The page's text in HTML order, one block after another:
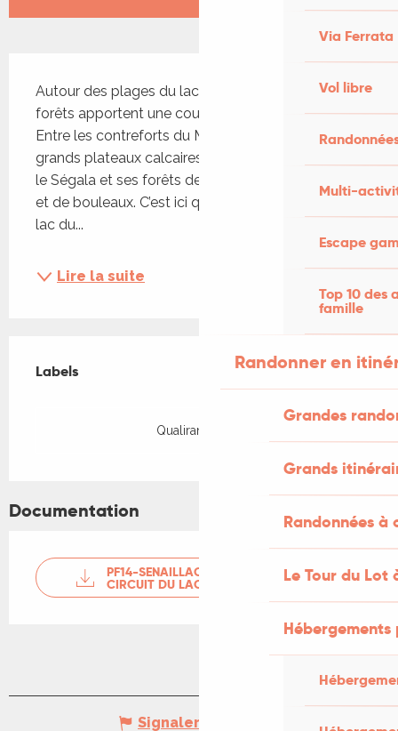
Via Ferrata
Vol libre
Multi-
Escape
Top 10 des
famille
Randonner en
Grandes
Grands
Randonnées
Le Tour du Lot
Autour des plages du lac du Tolerme, prairies et
forêts apportent une couleur grandeur nature.
Entre les contreforts du Massif Central et les
grands plateaux calcaires du Causse se dévoilent
le Ségala et ses forêts de châtaigniers, de hêtres
et de bouleaux. C’est ici que vous découvrez le
lac du...
Lire la suite
Labels
Labels
Qualirando Lot
Documentation
PF14-SENAILLAC-LATRONQUIERE-LE
CIRCUIT DU LAC D...
Signaler une erreur